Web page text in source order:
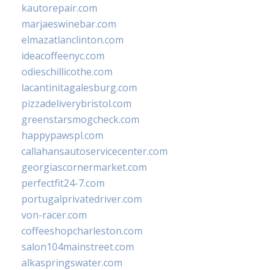
kautorepair.com
marjaeswinebar.com
elmazatlanclinton.com
ideacoffeenyc.com
odieschillicothe.com
lacantinitagalesburg.com
pizzadeliverybristol.com
greenstarsmogcheck.com
happypawspl.com
callahansautoservicecenter.com
georgiascornermarket.com
perfectfit24-7.com
portugalprivatedriver.com
von-racer.com
coffeeshopcharleston.com
salon104mainstreet.com
alkaspringswater.com